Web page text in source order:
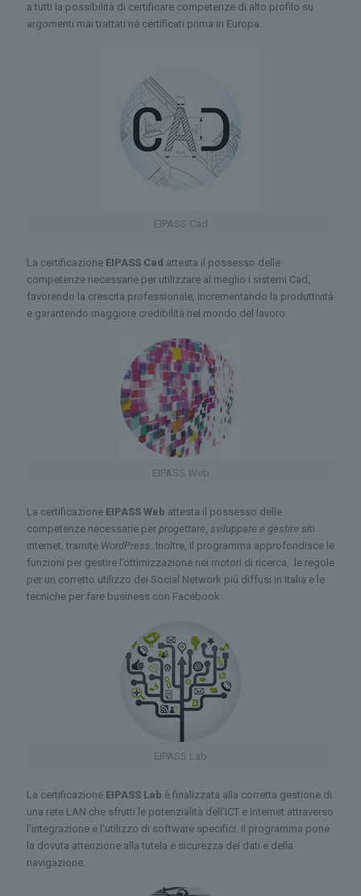
a tutti la possibilità di certificare competenze di alto profilo su
argomenti mai trattati né certificati prima in Europa.
EIPASS Cad
La certificazione EIPASS Cad attesta il possesso delle
competenze necessarie per utilizzare al meglio i sistemi Cad,
favorendo la crescita professionale, incrementando la produttività
e garantendo maggiore credibilità nel mondo del lavoro.
EIPASS Web
La certificazione EIPASS Web attesta il possesso delle
competenze necessarie per progettare, sviluppare e gestire siti
internet, tramite WordPress. Inoltre, il programma approfondisce le
funzioni per gestire l’ottimizzazione nei motori di ricerca, le regole
per un corretto utilizzo dei Social Network più diffusi in Italia e le
tecniche per fare business con Facebook.
EIPASS Lab
La certificazione EIPASS Lab è finalizzata alla corretta gestione di
una rete LAN che sfrutti le potenzialità dell'ICT e Internet attraverso
l'integrazione e l'utilizzo di software specifici. Il programma pone
la dovuta attenzione alla tutela e sicurezza dei dati e della
navigazione.